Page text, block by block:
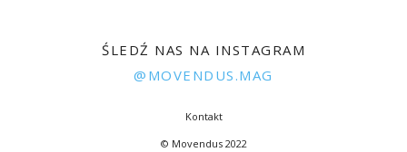
ŚLEDŹ NAS NA INSTAGRAM
@MOVENDUS.MAG
Kontakt
© Movendus 2022